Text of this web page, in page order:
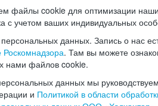
файлы cookie для оптимизации
с учетом ваших индивидуальных
данных. Запись о нас
. Там вы можете
нами файлов cookie.
данных мы
и Политикой в области